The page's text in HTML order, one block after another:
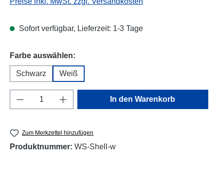
Sofort verfügbar, Lieferzeit: 1-3 Tage
Farbe auswählen:
Schwarz Weiß
Produkt Anzahl: Gib den gewünschten
In den Warenkorb
Zum Merkzettel hinzufügen
Produktnummer: WS-Shell-w